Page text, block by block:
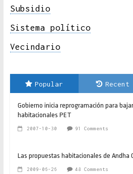
Subsidio
Sistema político
Vecindario
Popular Recent
Gobierno inicia reprogramación para
habitacionales PET
2007-10-30 91 Comments
Las propuestas habitacionales de Andha
2009-06-26 48 Comments